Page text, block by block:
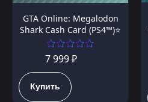
GTA Online: Megalodon
Shark Cash Card (PS4™)⭐️
7 999 ₽
Купить